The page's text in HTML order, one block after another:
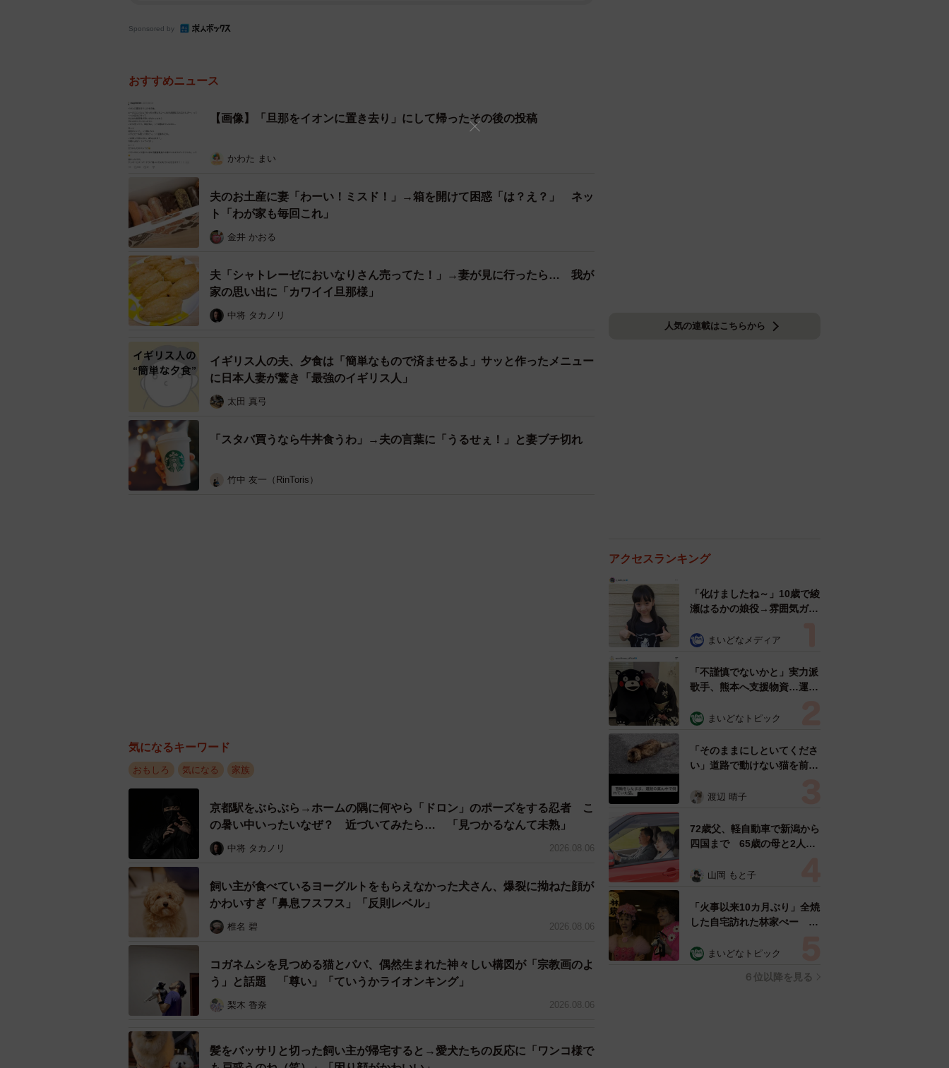
Sponsored by
おすすめニュース
【画像】「旦那をイオンに置き去り」にして帰ったその後の投稿
かわた まい
夫のお土産に妻「わーい！ミスド！」→箱を開けて困惑「は？え？」 ネッ
ト「わが家も毎回これ」
金井 かおる
夫「シャトレーゼにおいなりさん売ってた！」→妻が見に行ったら… 我が
家の思い出に「カワイイ旦那様」
中将 タカノリ
イギリス人の夫、夕食は「簡単なもので済ませるよ」サッと作ったメニュー
に日本人妻が驚き「最強のイギリス人」
太田 真弓
「スタバ買うなら牛丼食うわ」→夫の言葉に「うるせぇ！」と妻ブチ切れ
竹中 友一（RinToris）
気になるキーワード
おもしろ 気になる 家族
京都駅をぶらぶら→ホームの隅に何やら「ドロン」のポーズをする忍者 こ
の暑い中いったいなぜ？ 近づいてみたら… 「見つかるなんて未熟」
中将 タカノリ 2026.08.06
飼い主が食べているヨーグルトをもらえなかった犬さん、爆裂に拗ねた顔が
かわいすぎ「鼻息フスフス」「反則レベル」
椎名 碧 2026.08.06
コガネムシを見つめる猫とパパ、偶然生まれた神々しい構図が「宗教画のよ
う」と話題 「尊い」「ていうかライオンキング」
梨木 香奈 2026.08.06
髪をバッサリと切った飼い主が帰宅すると→愛犬たちの反応に「ワンコ様で
人気の連載はこちらから
アクセスランキング
「化けましたね～」10歳で綾
瀬はるかの娘役→雰囲気ガラ
雰囲気が」「宝塚に入れそ
まいどなメディア
「不謹慎でないかと」実力派
歌手、熊本へ支援物資…運搬
めらい 「痛いほど伝わる」
まいどなトピック
「そのままにしといてくださ
い」道路で動けない猫を前に
ようとした4日間 「命の重
表の訴え
渡辺 晴子
72歳父、軽自動車で新潟から
四国まで 65歳の母と2人で
憩まで分刻み… 「大学生で
山岡 もと子
「火事以来10カ月ぶり」全焼
した自宅訪れた林家ぺー 内
ン状態の部屋に呆然
まいどなトピック
６位以降を見る